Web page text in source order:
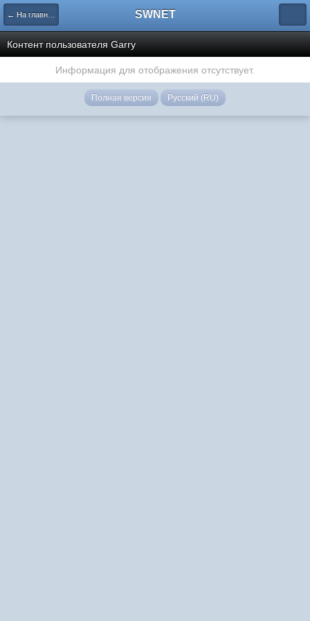
← На главную страницу SWNET
Контент пользователя Garry
Информация для отображения отсутствует.
Полная версия Русский (RU)